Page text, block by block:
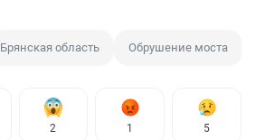
Брянская область Обрушение моста
2 1 5